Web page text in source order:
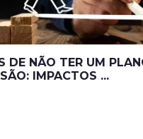
DE NÃO TER UM
IMPACTOS ...